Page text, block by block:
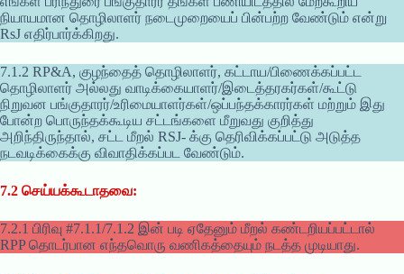
நியாயமான தொழிலாளர் நடைமுறையைப் பின்பற்ற வேண்டும் என்று
RsJ எதிர்பார்க்கிறது.
7.1.2 RP&A, குழந்தைத் தொழிலாளர், கட்டாய/பிணைக்கப்பட்ட
தொழிலாளர் அல்லது வாடிக்கையாளர்/இடைத்தரகர்கள்/கூட்டு
நிறுவன பங்குதாரர்/உரிமையாளர்கள்/ஒப்பந்தக்காரர்கள் மற்றும் இது
போன்ற பொருந்தக்கூடிய சட்டங்களை மீறுவது குறித்து
அறிந்திருந்தால், சட்ட மீறல் RSJ- க்கு தெரிவிக்கப்பட்டு அடுத்த
நடவடிக்கைக்கு விவாதிக்கப்பட வேண்டும்.
7.2 செய்யக்கூடாதவை:
7.2.1 பிரிவு #7.1.1/7.1.2 இன் படி ஏதேனும் மீறல் கண்டறியப்பட்டால்
RPP தொடர்பான எந்தவொரு வணிகத்தையும் நடத்த முடியாது.